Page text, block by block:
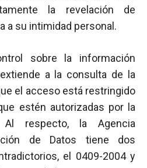
la revelación de
a su intimidad personal.
sobre la información
a la consulta de la
el acceso está restringido
estén autorizadas por la
Al respecto, la Agencia
de Datos tiene dos
el 0409-2004 y